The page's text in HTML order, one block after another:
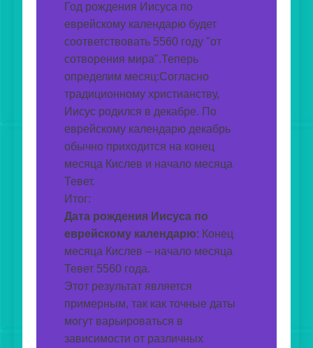
Год рождения Иисуса по
еврейскому календарю будет
соответствовать 5560 году "от
сотворения мира".Теперь
определим месяц:Согласно
традиционному христианству,
Иисус родился в декабре. По
еврейскому календарю декабрь
обычно приходится на конец
месяца Кислев и начало месяца
Тевет.
Итог:
Дата рождения Иисуса по
еврейскому календарю: Конец
месяца Кислев – начало месяца
Тевет 5560 года.
Этот результат является
примерным, так как точные даты
могут варьироваться в
зависимости от различных